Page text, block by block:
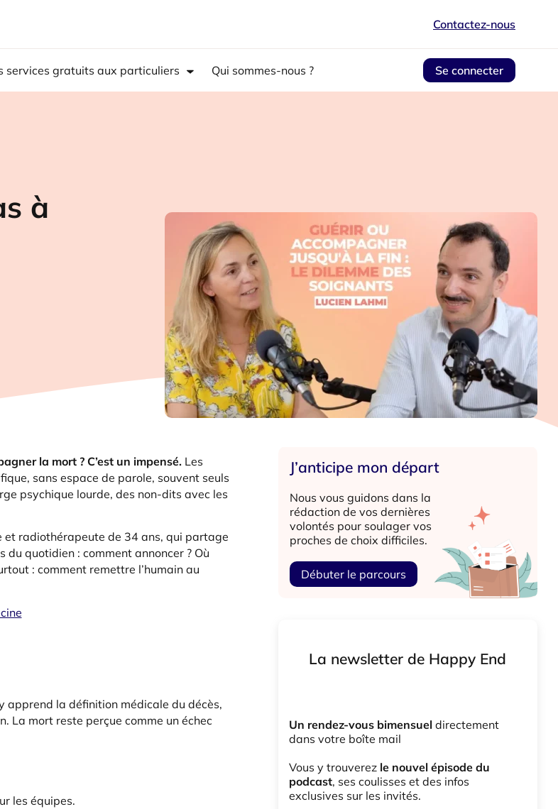
Contactez-nous
services gratuits aux particuliers Qui sommes-nous ? Se connecter
à
la mort ? C’est un impensé.Les
sans espace de parole, souvent seuls
psychique lourde, des non-dits avec les
et radiothérapeute de 34 ans, qui partage
quotidien : comment annoncer ? Où
: comment remettre l’humain au
apprend la définition médicale du décès,
La mort reste perçue comme un échec
les équipes.
J’anticipe mon départ
Nous vous guidons dans la
rédaction de vos dernières
volontés pour soulager vos
proches de choix difficiles.
Débuter le parcours
La newsletter de Happy End
Un rendez-vous bimensuel directement
dans votre boîte mail
Vous y trouverez le nouvel épisode du
podcast, ses coulisses et des infos
exclusives sur les invités.